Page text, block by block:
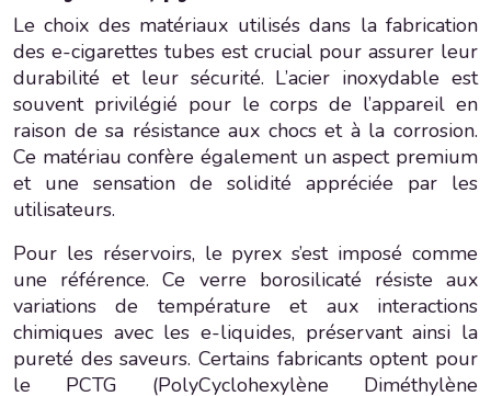
Le choix des matériaux utilisés dans la fabrication
des e-cigarettes tubes est crucial pour assurer leur
durabilité et leur sécurité. L’acier inoxydable est
souvent privilégié pour le corps de l’appareil en
raison de sa résistance aux chocs et à la corrosion.
Ce matériau confère également un aspect premium
et une sensation de solidité appréciée par les
utilisateurs.
Pour les réservoirs, le pyrex s’est imposé comme
une référence. Ce verre borosilicaté résiste aux
variations de température et aux interactions
chimiques avec les e-liquides, préservant ainsi la
pureté des saveurs. Certains fabricants optent pour
le PCTG (PolyCyclohexylène Diméthylène